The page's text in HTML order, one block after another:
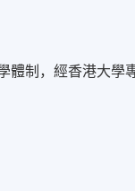
體制，經香港大學